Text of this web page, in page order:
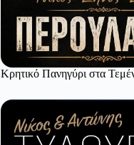
Κρητικό Πανηγύρι στα